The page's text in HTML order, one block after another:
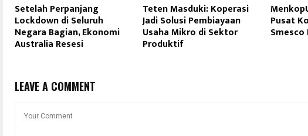
Setelah Perpanjang
Lockdown di Seluruh
Negara Bagian, Ekonomi
Australia Resesi
Teten Masduki: Koperasi
Jadi Solusi Pembiayaan
Usaha Mikro di Sektor
Produktif
Pusat
LEAVE A COMMENT